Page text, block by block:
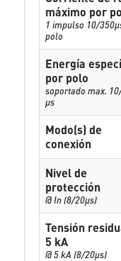
máximo por
1 impulso 10/
polo
Energía
por polo
soportado max.
µs
Modo(s) de
conexión
Nivel de
protección
@ In (8/20µs)
Tensión
5 kA
@ 5 kA (8/20µs)